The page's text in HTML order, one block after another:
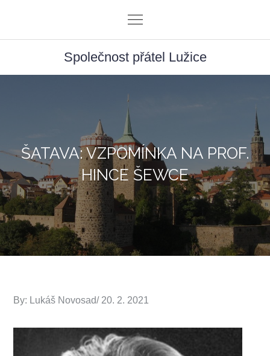
content
Společnost přátel Lužice
ŠATAVA: VZPOMÍNKA NA PROF.
HINCE ŠEWCE
By: Lukáš Novosad Posted
20. 2. 2021